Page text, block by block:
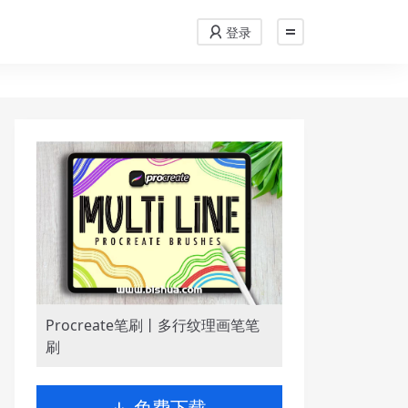
登录
Procreate笔刷丨多行纹理画笔笔
刷